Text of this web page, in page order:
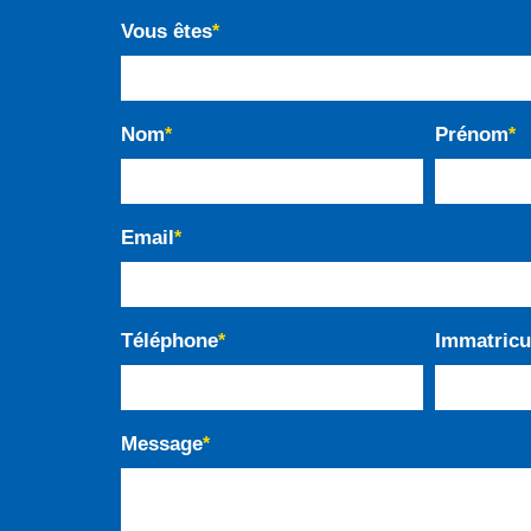
Vous êtes*
Nom* Prénom*
Email*
Téléphone*
Message*